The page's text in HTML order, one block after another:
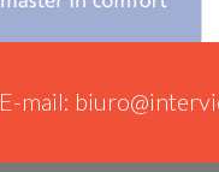
E-mail: